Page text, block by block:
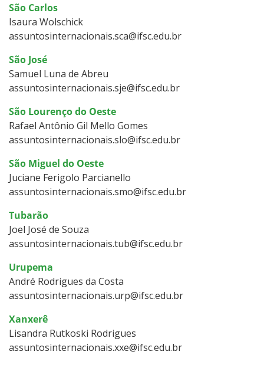
São Carlos
Isaura Wolschick
assuntosinternacionais.sca@ifsc.edu.br
São José
Samuel Luna de Abreu
assuntosinternacionais.sje@ifsc.edu.br
São Lourenço do Oeste
Rafael Antônio Gil Mello Gomes
assuntosinternacionais.slo@ifsc.edu.br
São Miguel do Oeste
Juciane Ferigolo Parcianello
assuntosinternacionais.smo@ifsc.edu.br
Tubarão
Joel José de Souza
assuntosinternacionais.tub@ifsc.edu.br
Urupema
André Rodrigues da Costa
assuntosinternacionais.urp@ifsc.edu.br
Xanxerê
Lisandra Rutkoski Rodrigues
assuntosinternacionais.xxe@ifsc.edu.br